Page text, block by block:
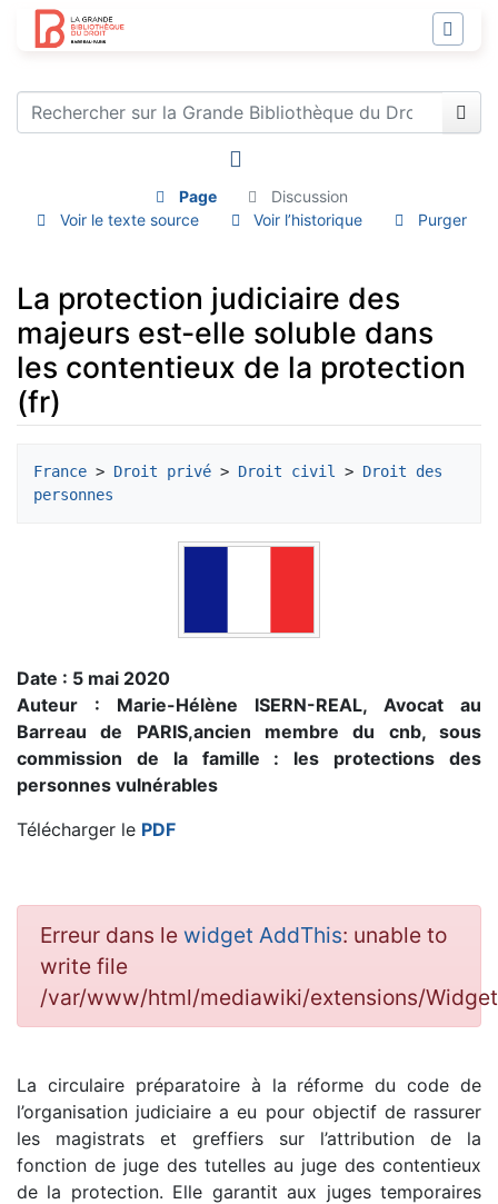
Page
Discussion
Voir le texte source
Voir l’historique Purger
La protection judiciaire des
majeurs est-elle soluble dans
les contentieux de la protection
(fr)
France > Droit privé > Droit civil > Droit des
personnes
Date : 5 mai 2020
Auteur : Marie-Hélène ISERN-REAL, Avocat au
Barreau de PARIS,ancien membre du cnb, sous
commission de la famille : les protections des
personnes vulnérables
Télécharger le PDF
Erreur dans le widget AddThis: unable to
write file
/var/www/html/mediawiki/extensions/
La circulaire préparatoire à la réforme du code de
l’organisation judiciaire a eu pour objectif de rassurer
les magistrats et greffiers sur l’attribution de la
fonction de juge des tutelles au juge des contentieux
de la protection. Elle garantit aux juges temporaires